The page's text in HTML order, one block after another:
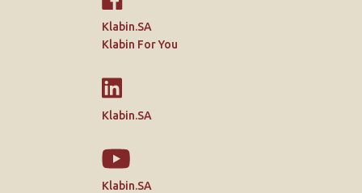
Klabin.SA
Klabin For You
Klabin.SA
Klabin.SA